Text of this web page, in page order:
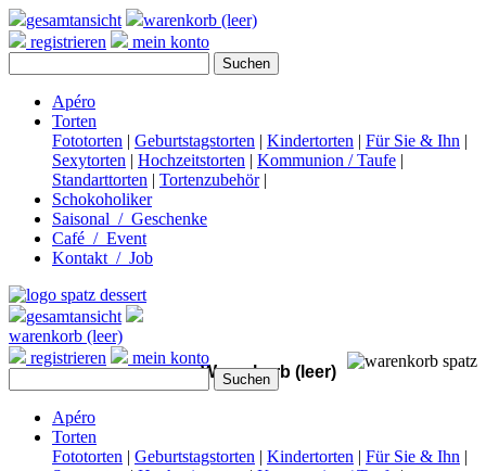
gesamtansicht
warenkorb (leer)
registrieren
mein konto
Apéro
Torten
Fototorten | Geburtstagstorten | Kindertorten | Für Sie & Ihn |
Sexytorten | Hochzeitstorten | Kommunion / Taufe |
Standarttorten | Tortenzubehör|
Schokoholiker
Saisonal / Geschenke
Café / Event
Kontakt / Job
Warenkorb (leer)
gesamtansicht
warenkorb (leer)
registrieren
mein konto
Apéro
Torten
Fototorten | Geburtstagstorten | Kindertorten | Für Sie & Ihn |